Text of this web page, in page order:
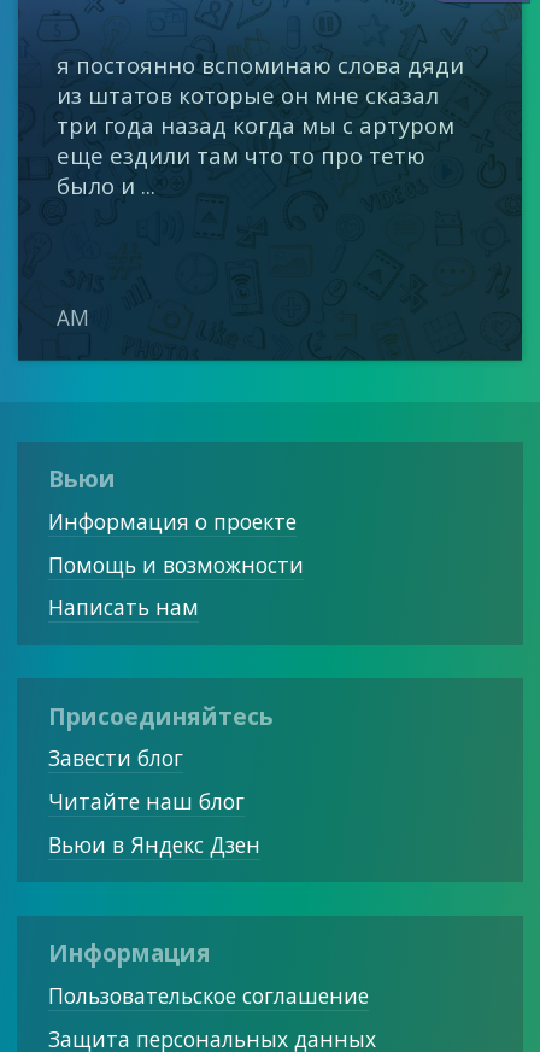
я постоянно вспоминаю слова дяди
из штатов которые он мне сказал
три года назад когда мы с артуром
еще ездили там что то про тетю
было и ...
AM
Вьюи
Информация о проекте
Помощь и возможности
Написать нам
Присоединяйтесь
Завести блог
Читайте наш блог
Вьюи в Яндекс Дзен
Информация
Пользовательское соглашение
Защита персональных данных